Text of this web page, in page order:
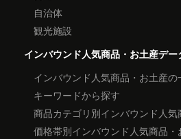
自治体
観光施設
インバウンド人気商品・お土産デー
インバウンド人気商品・お土産の
キーワードから探す
商品カテゴリ別インバウンド人
価格帯別インバウンド人気商品・